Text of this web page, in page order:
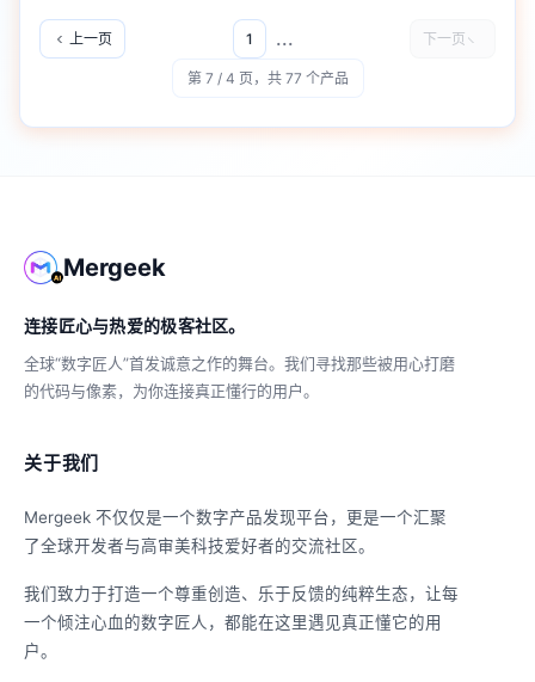
上一页 1 ... 下一页
第 7 / 4 页，共 77 个产品
Mergeek
连接匠心与热爱的极客社区。
全球“数字匠人”首发诚意之作的舞台。我们寻找那些被用心打磨
的代码与像素，为你连接真正懂行的用户。
关于我们
Mergeek 不仅仅是一个数字产品发现平台，更是一个汇聚
了全球开发者与高审美科技爱好者的交流社区。
我们致力于打造一个尊重创造、乐于反馈的纯粹生态，让每
一个倾注心血的数字匠人，都能在这里遇见真正懂它的用
户。